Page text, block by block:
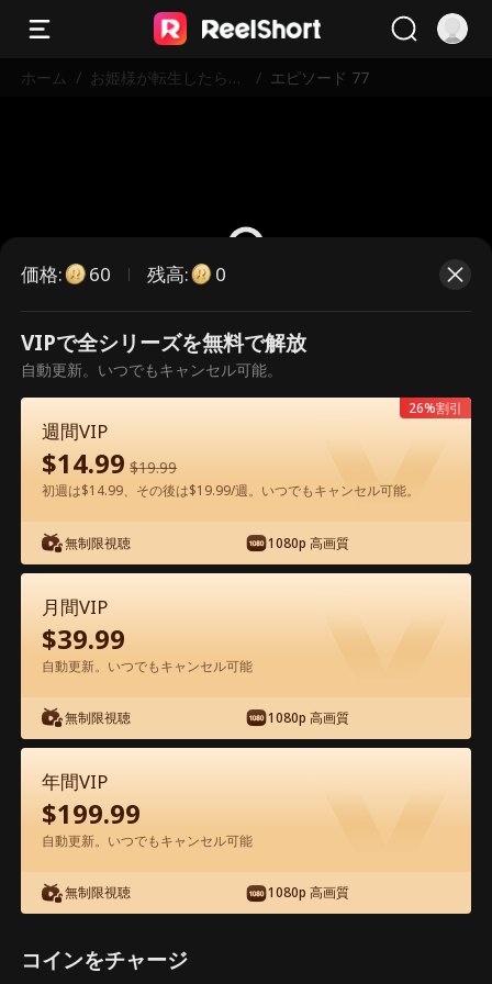
ホーム / お姫様が転生したら、
/ エピソード 77
こちらは有料のエピソードです。視
聴いただくには解放が必要です。
アプリ内で無料視聴可能
エピソード77 - お姫様が転生したら、億
万長者の妻になった 映画フル
1-50 51-100
77 80
価格: 60 残高: 0
VIPで全シリーズを無料で解放
自動更新。いつでもキャンセル可能。
週間VIP
$14.99 $19.99
初週は$14.99、その後は$19.99/週。いつでもキャンセル可能。
無制限視聴 1080p 高画質
26%割引
月間VIP
$39.99
自動更新。いつでもキャンセル可能
無制限視聴 1080p 高画質
年間VIP
$199.99
自動更新。いつでもキャンセル可能
無制限視聴 1080p 高画質
コインをチャージ